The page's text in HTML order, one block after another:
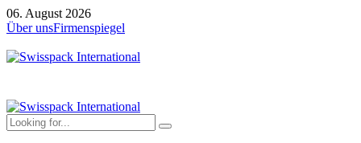
06. August 2026
Über unsFirmenspiegel